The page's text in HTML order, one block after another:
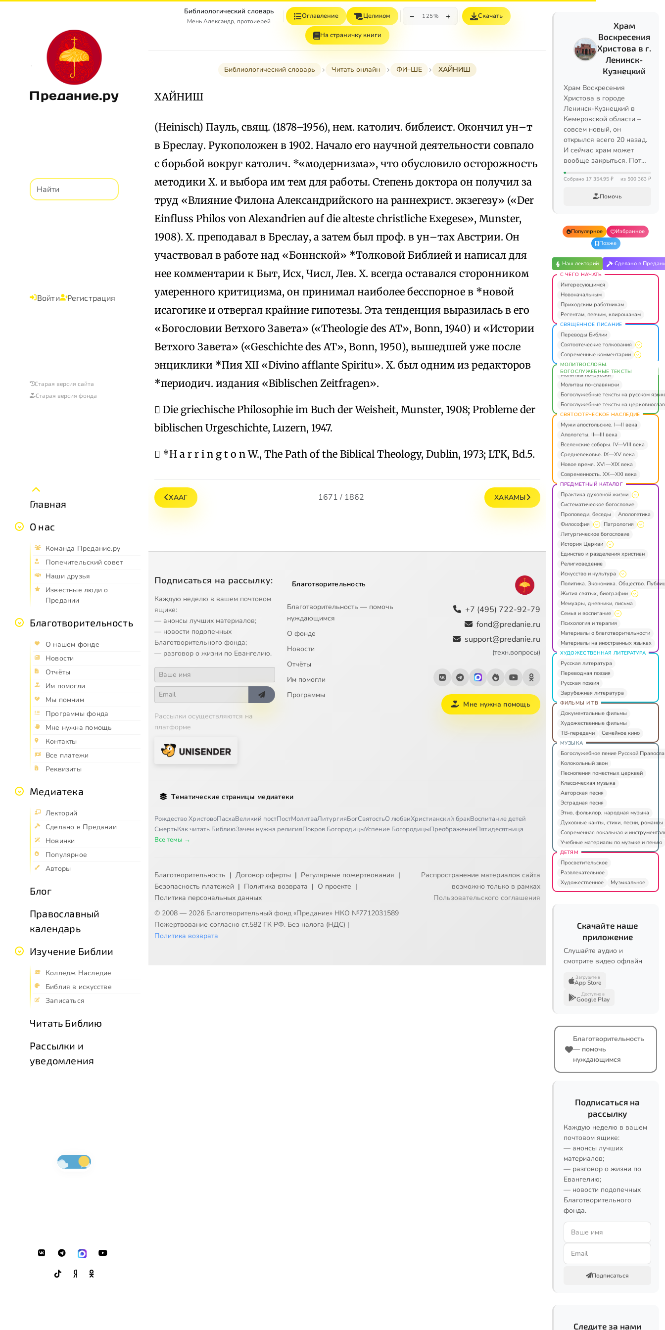
Предание.ру
Войти Регистрация
Старая версия сайта
Старая версия фонда
Главная
О нас
Команда Предание.ру
Попечительский совет
Наши друзья
Известные люди о
Предании
Благотворительность
О нашем фонде
Новости
Отчёты
Им помогли
Мы помним
Программы фонда
Мне нужна помощь
Контакты
Все платежи
Реквизиты
Медиатека
Лекторий
Сделано в Предании
Новинки
Популярное
Авторы
Блог
Православный
календарь
Изучение Библии
Колледж Наследие
Библия в искусстве
Записаться
Читать Библию
Рассылки и
уведомления
Библиологический словарь
Мень Александр, протоиерей
Оглавление Целиком − 125% + Скачать
На страничку книги
Библиологический словарь Читать онлайн ФИ–ШЕ ХАЙНИШ
ХАЙНИШ
(Heinisch) Пауль, свящ. (1878–1956), нем. католич. библеист. Окончил ун–т
в Бреслау. Рукоположен в 1902. Начало его научной деятельности совпало
с борьбой вокруг католич. *«модернизма», что обусловило осторожность
методики Х. и выбора им тем для работы. Степень доктора он получил за
труд «Влияние Филона Александрийского на раннехрист. экзегезу» («Der
Einfluss Philos von Alexandrien auf die alteste christliche Exegese», Munster,
1908). Х. преподавал в Бреслау, а затем был проф. в ун–тах Австрии. Он
участвовал в работе над «Боннской» *Толковой Библией и написал для
нее комментарии к Быт, Исх, Числ, Лев. Х. всегда оставался сторонником
умеренного критицизма, он принимал наиболее бесспорное в *новой
исагогике и отвергал крайние гипотезы. Эта тенденция выразилась в его
«Богословии Ветхого Завета» («Theologie des AT», Bonn, 1940) и «Истории
Ветхого Завета» («Geschichte des AT», Bonn, 1950), вышедшей уже после
энциклики *Пия XII «Divinо afflante Spiritu». Х. был одним из редакторов
*периодич. издания «Biblischen Zeitfragen».
 Die griechische Philosophie im Buch der Weisheit, Munster, 1908; Probleme der
biblischen Urgeschichte, Luzern, 1947.
 *H a r r i n g t o n W., The Path of the Biblical Theology, Dublin, 1973; LTK, Bd.5.
ХААГ 1671 / 1862 ХАКАМЫ
Подписаться на рассылку:
Каждую неделю в вашем почтовом
ящике:
— анонсы лучших материалов;
— новости подопечных
Благотворительного фонда;
— разговор о жизни по Евангелию.
Рассылки осуществляются на
платформе
Благотворительность
Благотворительность — помочь
нуждающимся
О фонде
Новости
Отчёты
Им помогли
Программы
+7 (495) 722-92-79
fond@predanie.ru
support@predanie.ru
(техн.вопросы)
Мне нужна помощь
Тематические страницы медиатеки
Рождество ХристовоПасхаВеликий постПостМолитваЛитургияБогСвятостьО любвиХристианский бракВоспитание детей
СмертьКак читать БиблиюЗачем нужна религияПокров БогородицыУспение БогородицыПреображениеПятидесятница
Все темы →
Благотворительность | Договор оферты | Регулярные пожертвования |
Безопасность платежей | Политика возврата | О проекте |
Политика персональных данных
© 2008 — 2026 Благотворительный фонд «Предание» НКО №7712031589
Пожертвование согласно ст.582 ГК РФ. Без налога (НДС) |
Политика возврата
Распространение материалов сайта
возможно только в рамках
Пользовательского соглашения
Храм
Воскресения
Христова в г.
Ленинск-
Кузнецкий
Храм Воскресения
Христова в городе
Ленинск-Кузнецкий в
Кемеровской области –
совсем новый, он
открылся всего 20 назад.
И сейчас храм может
вообще закрыться. Пот…
Собрано 17 354,95 ₽ из 500 363 ₽
Помочь
Популярное
Избранное
Позже
Наш лекторий Сделано в
С ЧЕГО НАЧАТЬ
Интересующимся
Новоначальным
Приходским работникам
Регентам, певчим, клирошанам
СВЯЩЕННОЕ ПИСАНИЕ
Переводы Библии
Святоотеческие толкования
Современные комментарии
МОЛИТВОСЛОВЫ.
БОГОСЛУЖЕБНЫЕ ТЕКСТЫ
Молитвы по-русски
Молитвы по-славянски
Богослужебные тексты на русском
Богослужебные тексты на
СВЯТООТЕЧЕСКОЕ НАСЛЕДИЕ
Мужи апостольские. I—II века
Апологеты. II—III века
Вселенские соборы. IV—VIII века
Средневековье. IX—XV века
Новое время. XVI—XIX века
Современность. XX—XXI века
ПРЕДМЕТНЫЙ КАТАЛОГ
Практика духовной жизни
Систематическое богословие
Проповеди, беседы
Апологетика
Философия
Патрология
Литургическое богословие
История Церкви
Единство и разделения христиан
Религиоведение
Искусство и культура
Политика. Экономика. Общество.
Жития святых, биографии
Мемуары, дневники, письма
Семья и воспитание
Психология и терапия
Материалы о благотворительности
Материалы на иностранных языках
ХУДОЖЕСТВЕННАЯ ЛИТЕРАТУРА
Русская литература
Переводная поэзия
Русская поэзия
Зарубежная литература
ФИЛЬМЫ И ТВ
Документальные фильмы
Художественные фильмы
ТВ-передачи
Семейное кино
МУЗЫКА
Богослужебное пение Русской
Колокольный звон
Песнопения поместных церквей
Классическая музыка
Авторская песня
Эстрадная песня
Этно, фольклор, народная музыка
Духовные канты, стихи, песни, романсы
Современная вокальная и
Учебные материалы по музыке и пению
ДЕТЯМ
Просветительское
Развлекательное
Художественное
Музыкальное
Скачайте наше
приложение
Слушайте аудио и
смотрите видео офлайн
Загрузите в
App Store
Доступно в
Google Play
Благотворительность
— помочь
нуждающимся
Подписаться на
рассылку
Каждую неделю в вашем
почтовом ящике:
— анонсы лучших
материалов;
— разговор о жизни по
Евангелию;
— новости подопечных
Благотворительного
фонда.
Подписаться
Следите за нами